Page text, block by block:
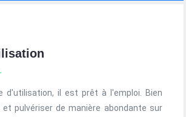
d'utilisation, il est prêt à l'emploi. Bien
et pulvériser de manière abondante sur